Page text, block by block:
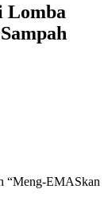
Lomba
“Meng-EMASkan